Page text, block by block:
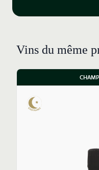
Sébastien Fleury a
il a introduit plusieurs
préserver la structure
un déplacement des
le domaine en 2007
chêne de 60 hl. Ces
symbiose entre
Vins du même